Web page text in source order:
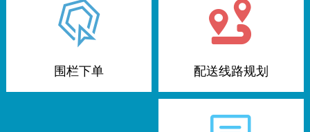
围栏下单 配送线路规划